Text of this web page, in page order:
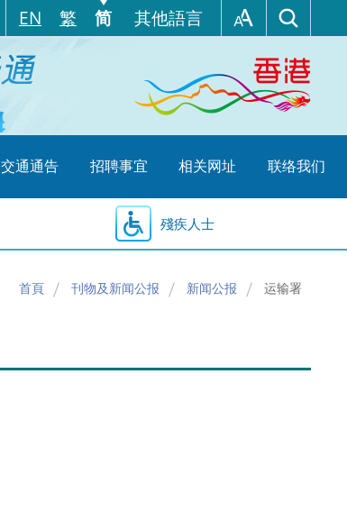
EN 繁 简 其他語言
交通通告 招聘事宜 相关网址 联络我们
殘疾人士
首頁 刊物及新闻公报 新闻公报 运输署